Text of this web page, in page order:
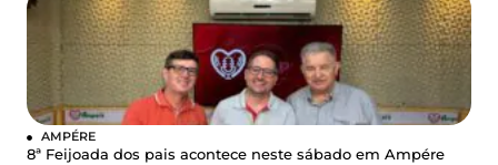
AMPÉRE
8ª Feijoada dos pais acontece neste sábado em Ampére